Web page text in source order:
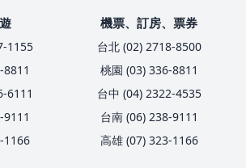
1155
6111
9111
1166
機票、訂房、票券
台北 (02) 2718-8500
桃園 (03) 336-8811
台中 (04) 2322-4535
台南 (06) 238-9111
高雄 (07) 323-1166